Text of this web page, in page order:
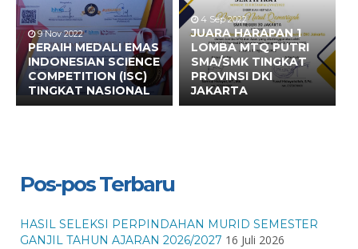
9 Nov 2022
PERAIH MEDALI EMAS
INDONESIAN SCIENCE
COMPETITION (ISC)
TINGKAT NASIONAL
4 Sep 2022
JUARA HARAPAN 1
LOMBA MTQ PUTRI
SMA/SMK TINGKAT
PROVINSI DKI
JAKARTA
Pos-pos Terbaru
HASIL SELEKSI PERPINDAHAN MURID SEMESTER
GANJIL TAHUN AJARAN 2026/2027 16 Juli 2026